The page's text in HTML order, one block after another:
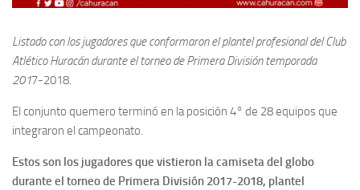
Listado con los jugadores que conformaron el plantel profesional del Club
Atlético Huracán durante el torneo de Primera División temporada
2017-2018.
El conjunto quemero terminó en la posición 4° de 28 equipos que
integraron el campeonato.
Estos son los jugadores que vistieron la camiseta del globo
durante el torneo de Primera División 2017-2018, plantel